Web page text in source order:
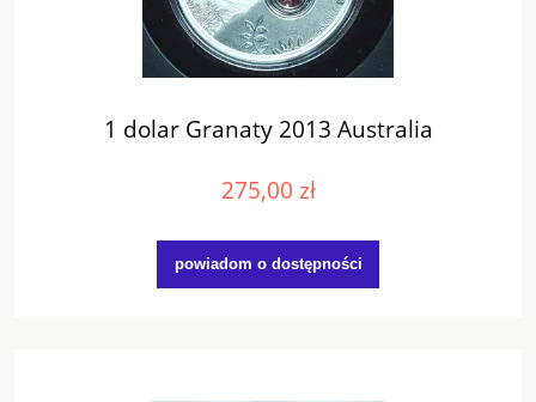
1 dolar Granaty 2013 Australia
275,00 zł
powiadom o dostępności